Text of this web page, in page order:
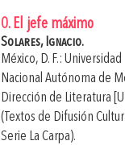
0. El jefe máximo
Solares, Ignacio.
México, D. F.: Universidad
Nacional Autónoma de
Dirección de Literatura
(Textos de Difusión
Serie La Carpa).